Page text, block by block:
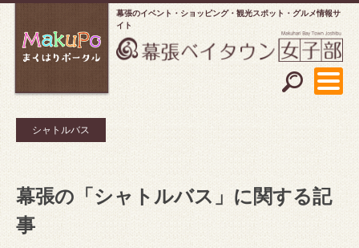
幕張のイベント・ショッピング
観光スポット・グルメ情報サ
イト
シャトルバス
幕張の「シャトルバス」に関する記
事